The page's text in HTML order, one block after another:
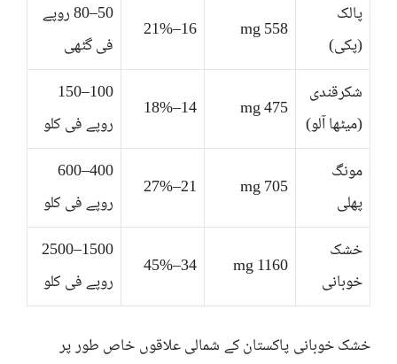
پالک
(پکی)
558 mg
16–21%
50–80 روپے
فی گٹھی
شکرقندی
(میٹھا آلو)
475 mg
14–18%
100–150
روپے فی کلو
مونگ
پھلی
705 mg
21–27%
400–600
روپے فی کلو
خشک
خوبانی
1160 mg
34–45%
1500–2500
روپے فی کلو
خشک خوبانی پاکستان کے شمالی علاقوں خاص طور پر